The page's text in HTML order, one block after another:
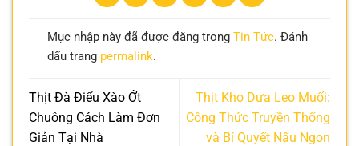
Mục nhập này đã được đăng trong Tin Tức. Đánh
dấu trang permalink.
Thịt Đà Điểu Xào Ớt
Chuông Cách Làm Đơn
Giản Tại Nhà
Thịt Kho Dưa Leo Muối:
Công Thức Truyền Thống
và Bí Quyết Nấu Ngon